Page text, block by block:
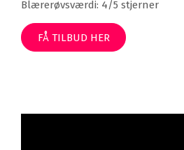
Blærerøvsværdi: 4/5 stjerner
FÅ TILBUD HER